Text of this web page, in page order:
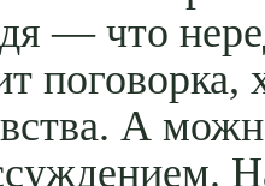
— что
поговорка,
А